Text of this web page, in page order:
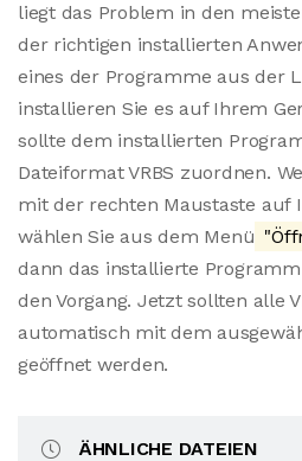
liegt das Problem in den
der richtigen installierten
eines der Programme aus der
installieren Sie es auf Ihrem
sollte dem installierten
Dateiformat VRBS zuordnen.
mit der rechten Maustaste auf
wählen Sie aus dem Menü
dann das installierte
den Vorgang. Jetzt sollten alle
automatisch mit dem
geöffnet werden.
ÄHNLICHE DATEIEN